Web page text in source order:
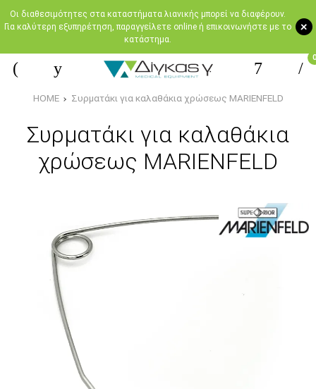
+
Oι διαθεσιμότητες στα καταστήματα λιανικής μπορεί να διαφέρουν.
Για καλύτερη εξυπηρέτηση, παραγγείλετε online ή επικοινωνήστε με το
κατάστημα.
0
HOME Συρματάκι για καλαθάκια χρώσεως MARIENFELD
Συρματάκι για καλαθάκια
χρώσεως MARIENFELD